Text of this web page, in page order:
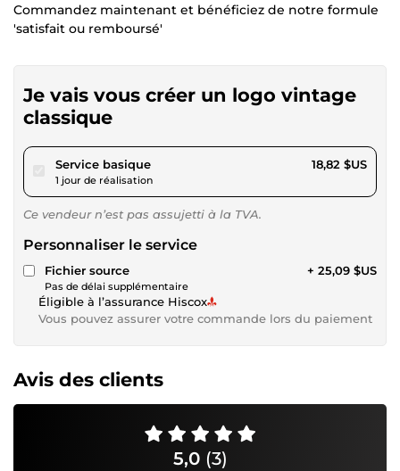
Commandez maintenant et bénéficiez de notre formule
'satisfait ou remboursé'
Je vais vous créer un logo vintage
classique
Service basiquepour 17,34 $US
1 jour de réalisation
18,82 $US
Ce vendeur n’est pas assujetti à la TVA.
Personnaliser le service
Fichier source
Pas de délai supplémentaire
+ 25,09 $US
Éligible à l’assurance Hiscox
Vous pouvez assurer votre commande lors du paiement
Avis des clients
5,0 (3)